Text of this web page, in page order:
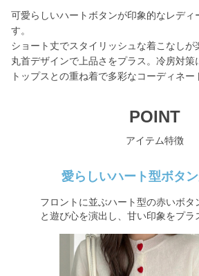
可愛らしいハートボタンが印象的なレディ
す。
ショート丈でスタイリッシュな着こなしが
丸首デザインで上品さをプラス。冷房対策
トップスとの重ね着で多彩なコーディネー
POINT
アイテム特徴
愛らしいハート型ボタ
フロントに並ぶハート型の赤いボタ
と遊び心を演出し、甘い印象をプラ